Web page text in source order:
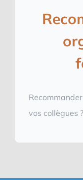
vos collègues ?